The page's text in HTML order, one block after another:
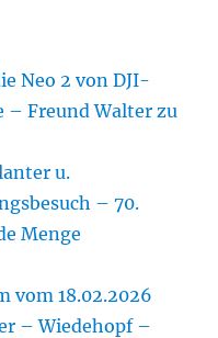
Neo 2 von DJI-
– Freund Walter zu
u.
– 70.
Menge
vom 18.02.2026
– Wiedehopf –